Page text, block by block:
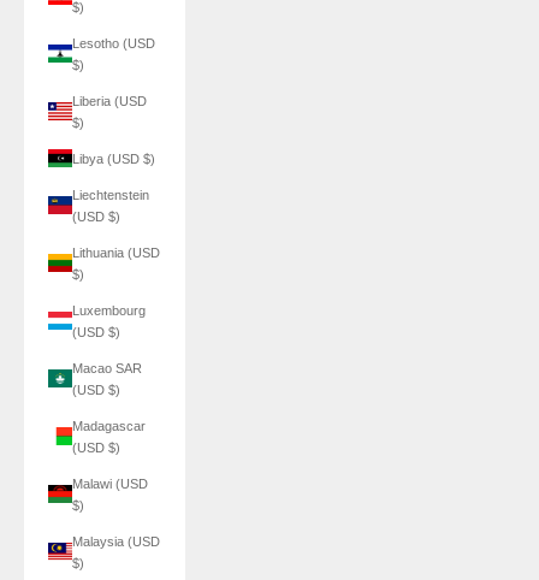
$)
Lesotho (USD
$)
Liberia (USD
$)
Libya (USD $)
Liechtenstein
(USD $)
Lithuania (USD
$)
Luxembourg
(USD $)
Macao SAR
(USD $)
Madagascar
(USD $)
Malawi (USD
$)
Malaysia (USD
$)